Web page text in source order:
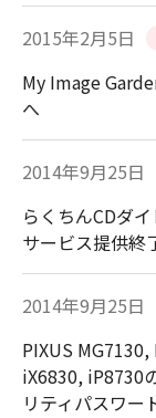
2015年2月5日
My Image
へ
2014年9月25日
らくちんCDダ
サービス提供終
2014年9月25日
PIXUS
iX6830, iP8730
リティパスワー